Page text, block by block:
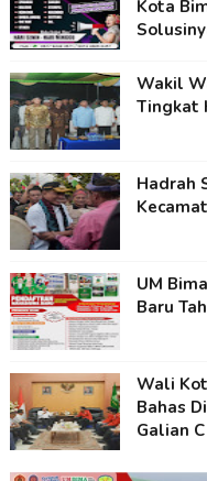
Kota
Wakil
Tingkat
Hadrah
UM
Baru
Wali
Bahas
Galian C